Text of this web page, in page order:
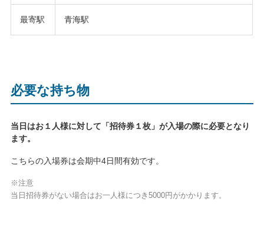
最寄駅 青海駅
必要な持ち物
当日はお１人様に対して「招待券１枚」が入場の際に必要となり
ます。
こちらの入場券は会期中4日間有効です。
※注意
当日招待券がない場合はお一人様につき5000円がかかります。